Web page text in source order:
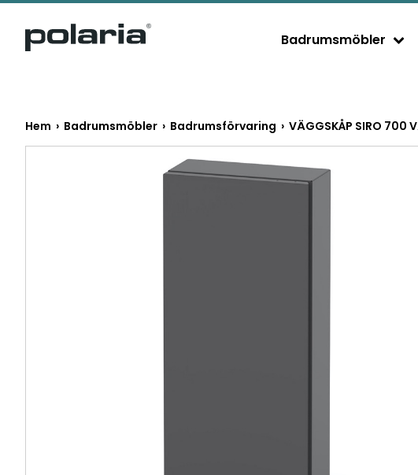
https://polaria.fi/name BadrumsmöblerExpand child menu
Hem › Badrumsmöbler › Badrumsförvaring › VÄGGSKÅP SIRO 700